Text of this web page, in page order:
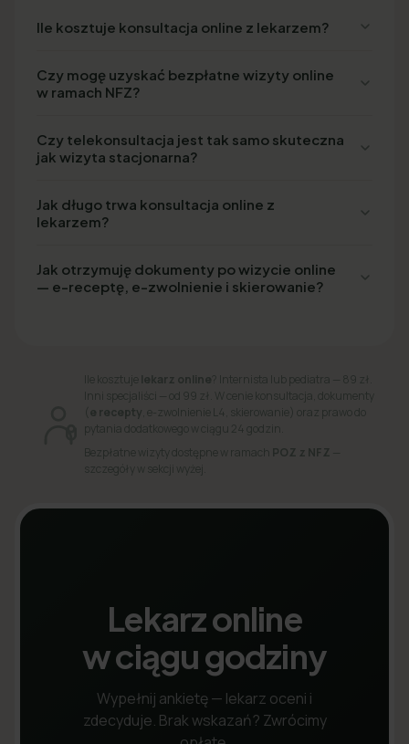
Ile kosztuje konsultacja online z lekarzem?
Czy mogę uzyskać bezpłatne wizyty online
w ramach NFZ?
Czy telekonsultacja jest tak samo skuteczna
jak wizyta stacjonarna?
Jak długo trwa konsultacja online z
lekarzem?
Jak otrzymuję dokumenty po wizycie online
— e-receptę, e-zwolnienie i skierowanie?
Ile kosztujelekarz online ? Internista lub pediatra — 89 zł.
Inni specjaliści — od 99 zł. W cenie konsultacja, dokumenty
( e recepty , e-zwolnienie L4, skierowanie) oraz prawo do
pytania dodatkowego w ciągu 24 godzin.
Bezpłatne wizyty dostępne w ramach POZ z NFZ
szczegóły w sekcji wyżej.
Lekarz online
w ciągu godziny
Wypełnij ankietę — lekarz oceni i
zdecyduje. Brak wskazań? Zwrócimy